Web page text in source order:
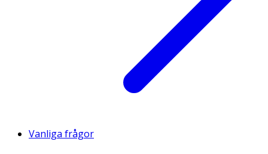
Vanliga frågor